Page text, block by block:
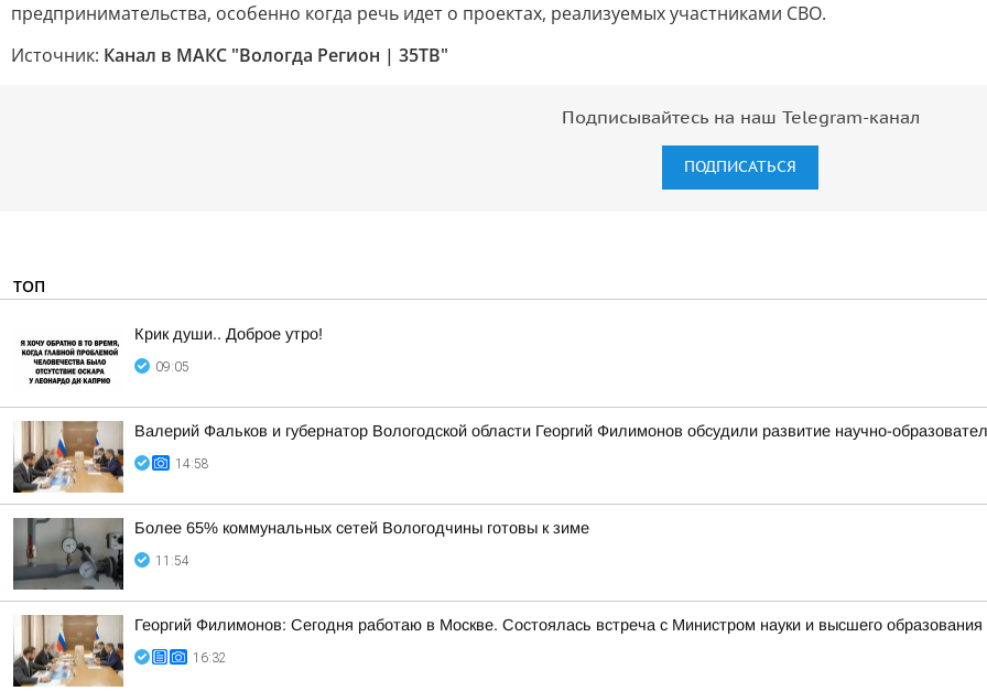
предпринимательства, особенно когда речь идет о проектах, реализуемых участниками СВО.
Источник: Канал в МАКС "Вологда Регион | 35ТВ"
Подписывайтесь на наш Telegram-канал
ПОДПИСАТЬСЯ
ТОП
Крик души.. Доброе утро!
09:05
Валерий Фальков и губернатор Вологодской области Георгий Филимонов обсудили развитие научно-
14:58
Более 65% коммунальных сетей Вологодчины готовы к зиме
11:54
Георгий Филимонов: Сегодня работаю в Москве. Состоялась встреча с Министром науки и высшего
16:32